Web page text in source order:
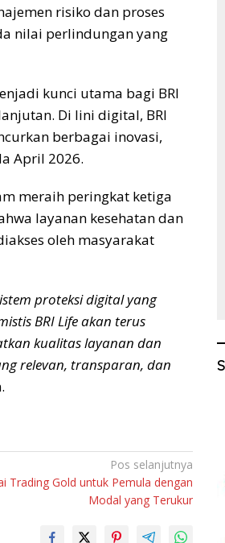
risiko dan proses
nilai perlindungan yang
kunci utama bagi BRI
Di lini digital, BRI
berbagai inovasi,
April 2026.
meraih peringkat ketiga
layanan kesehatan dan
oleh masyarakat
proteksi digital yang
BRI Life akan terus
kualitas layanan dan
relevan, transparan, dan
Pos selanjutnya
Trading Gold untuk Pemula dengan
Modal yang Terukur